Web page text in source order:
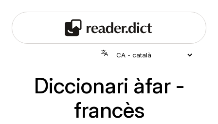
Diccionari àfar -
francès